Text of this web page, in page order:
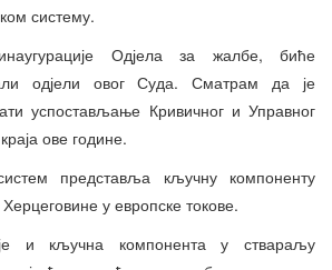
систему.
Одјела за жалбе, биће
одјели овог Суда. Сматрам да је
успостављање Кривичног и Управног
ове године.
представља кључну компоненту
у европске токове.
и кључна компонента у ствараљу